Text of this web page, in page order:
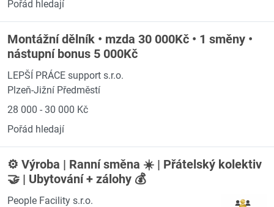
Pořád hledají
Montážní dělník • mzda 30 000Kč • 1 směny •
nástupní bonus 5 000Kč
LEPŠÍ PRÁCE support s.r.o.
Plzeň-Jižní Předměstí
28 000 - 30 000 Kč
Pořád hledají
⚙️ Výroba | Ranní směna ☀️ | Přátelský kolektiv
🤝 | Ubytování + zálohy 💰
People Facility s.r.o.